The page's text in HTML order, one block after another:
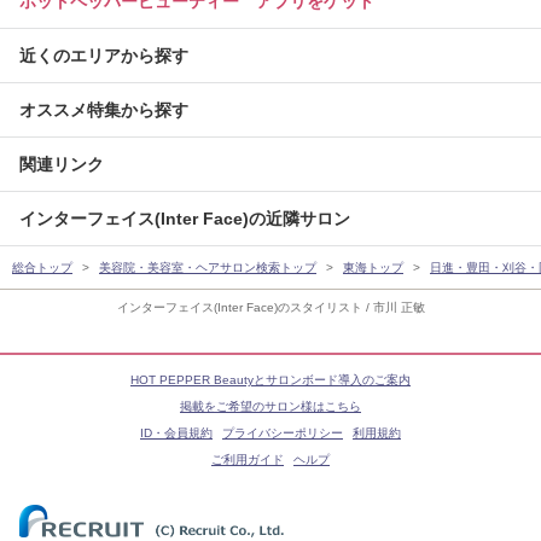
インターフェイス(Inter Face)のスタイリスト / 市川 正敏
近くのエリアから探す
オススメ特集から探す
関連リンク
インターフェイス(Inter Face)の近隣サロン
総合トップ 美容院・美容室・ヘアサロン検索トップ 東海トップ 日進・豊田・刈谷
HOT PEPPER Beautyとサロンボード導入のご案内
掲載をご希望のサロン様はこちら
ID・会員規約
プライバシーポリシー
利用規約
ご利用ガイド
ヘルプ